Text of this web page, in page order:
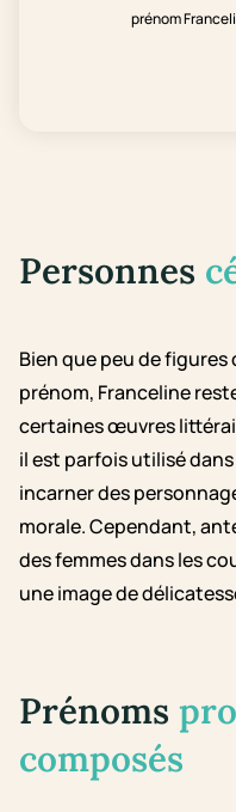
prénom
Personnes
Bien que peu de
prénom, Franceline
certaines œuvres
il est parfois utilisé
incarner des
morale. Cependant,
des femmes dans les
une image de
Prénoms
composés